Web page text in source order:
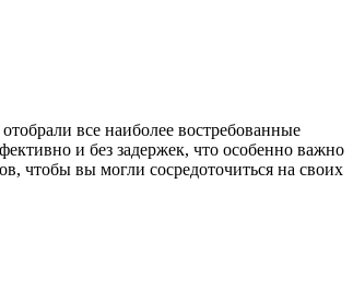
все наиболее востребованные
и без задержек, что особенно важно
чтобы вы могли сосредоточиться на своих